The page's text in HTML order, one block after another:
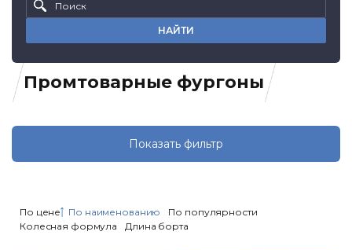
Промтоварные фургоны
НАЙТИ
Показать фильтр
По цене По наименованию
По популярности
Колесная формула
Длина борта